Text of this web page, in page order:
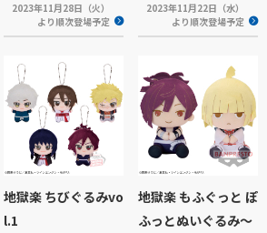
2023年11月28日（火）
より順次登場予定
2023年11月22日（水）
より順次登場予定
地獄楽 ちびぐるみvo
l.1
地獄楽 もふぐっと ぽ
ふっとぬいぐるみ～